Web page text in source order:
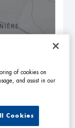
- 18:00
of cookies on
and assist in our
Cookies